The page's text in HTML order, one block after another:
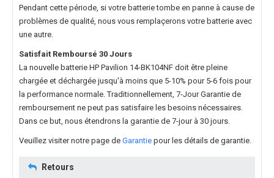
Pendant cette période, si votre batterie tombe en panne à cause de
problèmes de qualité, nous vous remplaçerons votre batterie avec
une autre.
Satisfait Remboursé 30 Jours
La nouvelle batterie HP Pavilion 14-BK104NF doit être pleine
chargée et déchargée jusqu'à moins que 5-10% pour 5-6 fois pour
la performance normale. Traditionnellement, 7-Jour Garantie de
remboursement ne peut pas satisfaire les besoins nécessaires.
Dans ce but, nous étendrons la garantie de 7-jour à 30 jours.
Veuillez visiter notre page de Garantie pour les détails de garantie.
Retours